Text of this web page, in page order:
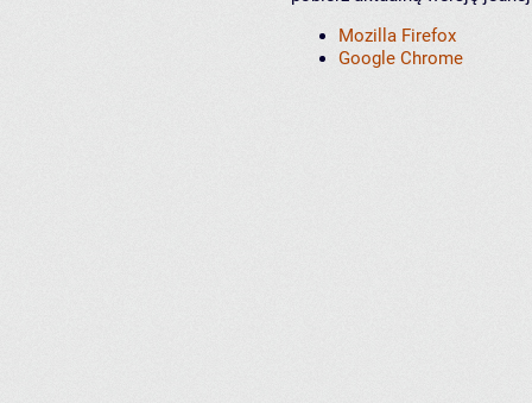
Mozilla Firefox
Google Chrome